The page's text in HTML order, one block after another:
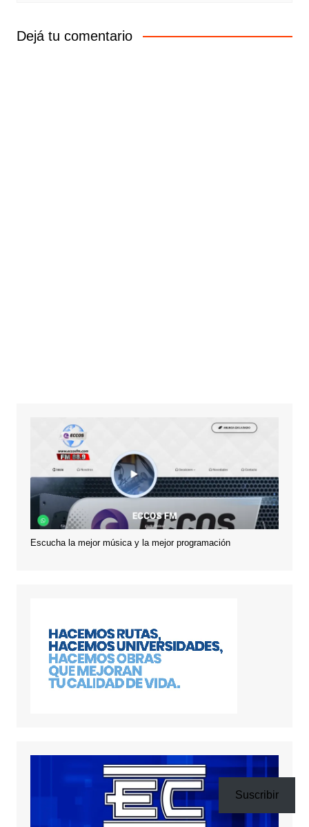
Dejá tu comentario
Escucha la mejor música y la mejor programación
Suscribir